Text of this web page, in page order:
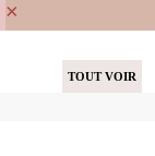
×
TOUT VOIR